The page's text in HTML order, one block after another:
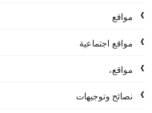
مواقع
مواقع اجتماعية
مواقع،
نصائح وتوجيهات